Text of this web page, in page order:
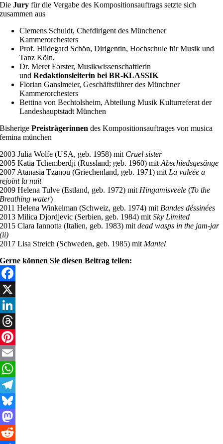
DieJury für die Vergabe des Kompositionsauftrags setzte sich
zusammen aus
Clemens Schuldt, Chefdirigent des Münchener
Kammerorchesters
Prof. Hildegard Schön, Dirigentin, Hochschule für Musik und
Tanz Köln,
Dr. Meret Forster, Musikwissenschaftlerin
undRedaktionsleiterinbei BR-KLASSIK
Florian Ganslmeier, Geschäftsführer des Münchner
Kammerorchesters
Bettina von Bechtolsheim, Abteilung Musik Kulturreferat der
Landeshauptstadt München
BisherigePreisträgerinnen des Kompositionsauftrages von musica
femina münchen
2003 Julia Wolfe (USA, geb. 1958) mit Cruel sister
2005 Katia Tchemberdji (Russland; geb. 1960) mitAbschiedsgesänge
2007 Atanasia Tzanou (Griechenland, geb. 1971) mit La valeée a
rejoint la nuit
2009 Helena Tulve (Estland, geb. 1972) mit Hingamisveele (To the
Breathing water)
2011 Helena Winkelman (Schweiz, geb. 1974) mit Bandes déssinées
2013 Milica Djordjevic (Serbien, geb. 1984) mit Sky Limited
2015 Clara Iannotta (Italien, geb. 1983) mitdead wasps in the jam-jar
(ii)
2017 Lisa Streich (Schweden, geb. 1985) mit Mantel
Gerne können Sie diesen Beitrag teilen:
Facebook
X
LinkedIn
Threads
Pinterest
Email
WhatsApp
Telegram
Bluesky
Mastodon